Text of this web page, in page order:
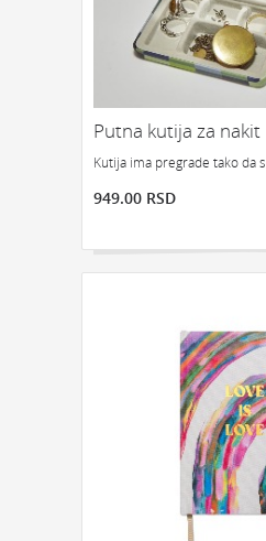
Putna kutija za nakit
Kutija ima pregrade tako da
949.00 RSD